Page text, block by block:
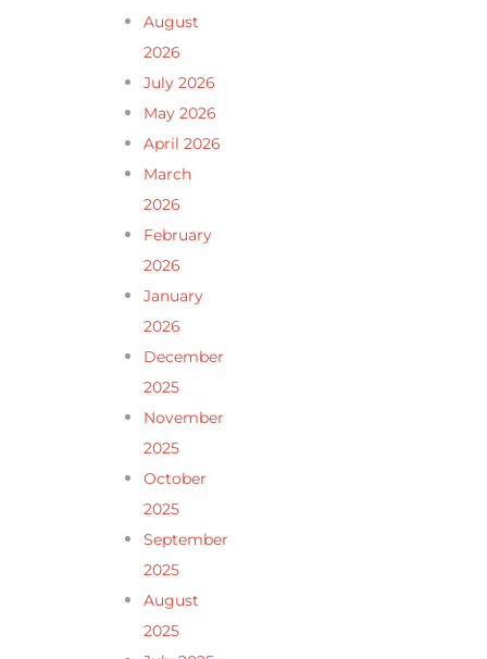
August
2026
July 2026
May 2026
April 2026
March
2026
February
2026
January
2026
December
2025
November
2025
October
2025
September
2025
August
2025